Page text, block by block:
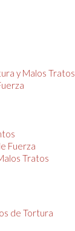
y Malos Tratos
Fuerza
Tratos
de Tortura